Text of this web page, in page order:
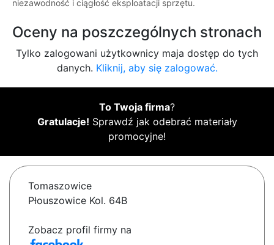
niezawodność i ciągłość eksploatacji sprzętu.
Oceny na poszczególnych stronach
Tylko zalogowani użytkownicy maja dostęp do tych
danych. Kliknij, aby się zalogować.
To Twoja firma?
Gratulacje! Sprawdź jak odebrać materiały
promocyjne!
Tomaszowice
Płouszowice Kol. 64B
Zobacz profil firmy na